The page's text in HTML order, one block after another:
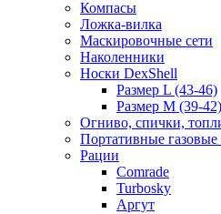
Компасы
Ложка-вилка
Маскировочные сети
Наколенники
Носки DexShell
Размер L (43-46)
Размер M (39-42)
Огниво, спички,
Портативные
Рации
Comrade
Turbosky
Аргут